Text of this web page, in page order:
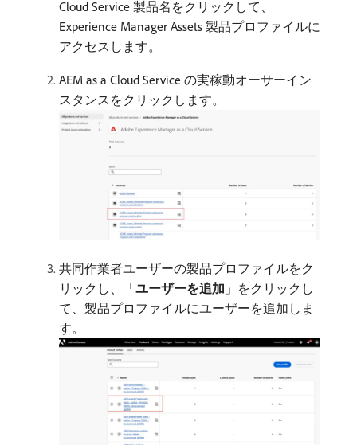
Cloud Service 製品名をクリックして、
Experience Manager Assets 製品プロファイルに
アクセスします。
AEM as a Cloud Service の実稼動オーサーイン
スタンスをクリックします。
共同作業者ユーザーの製品プロファイルをク
リックし、「ユーザーを追加 」をクリックし
て、製品プロファイルにユーザーを追加しま
す。